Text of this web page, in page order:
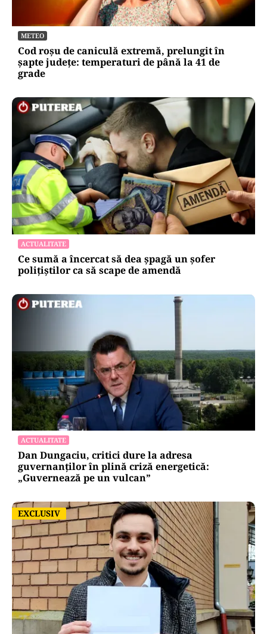
METEO
Cod roșu de caniculă extremă, prelungit în
șapte județe: temperaturi de până la 41 de
grade
ACTUALITATE
Ce sumă a încercat să dea șpagă un șofer
polițiștilor ca să scape de amendă
ACTUALITATE
Dan Dungaciu, critici dure la adresa
guvernanților în plină criză energetică:
„Guvernează pe un vulcan”
EXCLUSIV
EXCLUSIV